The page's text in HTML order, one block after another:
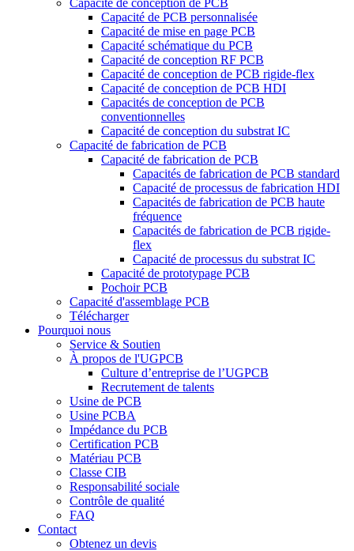
Capacité de conception de PCB
Capacité de PCB personnalisée
Capacité de mise en page PCB
Capacité schématique du PCB
Capacité de conception RF PCB
Capacité de conception de PCB rigide-flex
Capacité de conception de PCB HDI
Capacités de conception de PCB
conventionnelles
Capacité de conception du substrat IC
Capacité de fabrication de PCB
Capacité de fabrication de PCB
Capacités de fabrication de PCB standard
Capacité de processus de fabrication HDI
Capacités de fabrication de PCB haute
fréquence
Capacités de fabrication de PCB rigide-
flex
Capacité de processus du substrat IC
Capacité de prototypage PCB
Pochoir PCB
Capacité d'assemblage PCB
Télécharger
Pourquoi nous
Service & Soutien
À propos de l'UGPCB
Culture d’entreprise de l’UGPCB
Recrutement de talents
Usine de PCB
Usine PCBA
Impédance du PCB
Certification PCB
Matériau PCB
Classe CIB
Responsabilité sociale
Contrôle de qualité
FAQ
Contact
Obtenez un devis